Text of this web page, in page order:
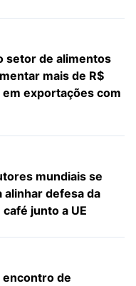
setor de alimentos
mais de R$
exportações com
mundiais se
alinhar defesa da
junto a UE
encontro de